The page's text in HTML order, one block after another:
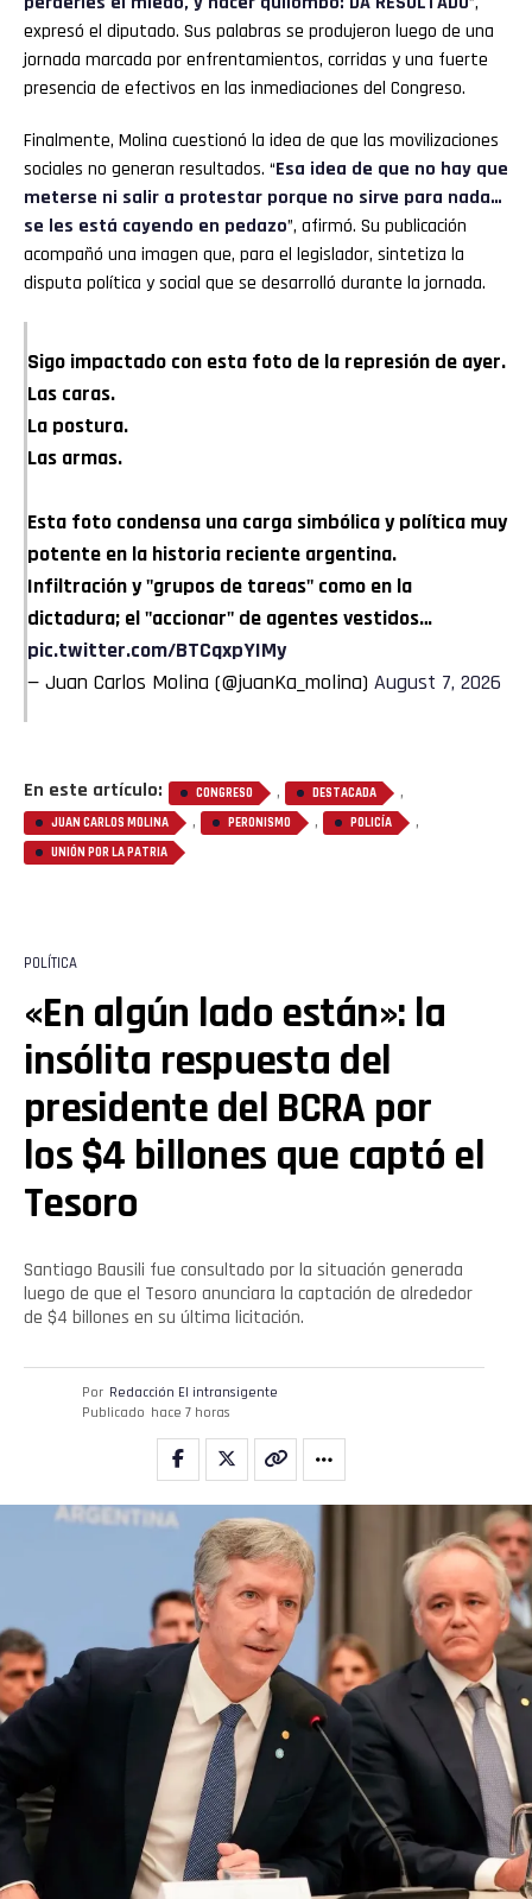
expresó el diputado. Sus palabras se produjeron luego de una
jornada marcada por enfrentamientos, corridas y una fuerte
presencia de efectivos en las inmediaciones del Congreso.
Finalmente, Molina cuestionó la idea de que las movilizaciones
sociales no generan resultados. “Esa idea de que no hay que
meterse ni salir a protestar porque no sirve para nada…
se les está cayendo en pedazo”, afirmó. Su publicación
acompañó una imagen que, para el legislador, sintetiza la
disputa política y social que se desarrolló durante la jornada.
Sigo impactado con esta foto de la represión de ayer.
Las caras.
La postura.
Las armas.
Esta foto condensa una carga simbólica y política muy
potente en la historia reciente argentina.
Infiltración y "grupos de tareas" como en la
dictadura; el "accionar" de agentes vestidos…
pic.twitter.com/BTCqxpYIMy
— Juan Carlos Molina (@juanKa_molina) August 7, 2026
En este artículo: CONGRESO , DESTACADA ,
JUAN CARLOS MOLINA , PERONISMO , POLICÍA ,
UNIÓN POR LA PATRIA
POLÍTICA
«En algún lado están»: la
insólita respuesta del
presidente del BCRA por
los $4 billones que captó el
Tesoro
Santiago Bausili fue consultado por la situación generada
luego de que el Tesoro anunciara la captación de alrededor
de $4 billones en su última licitación.
Por Redacción El intransigente
Publicado hace 7 horas